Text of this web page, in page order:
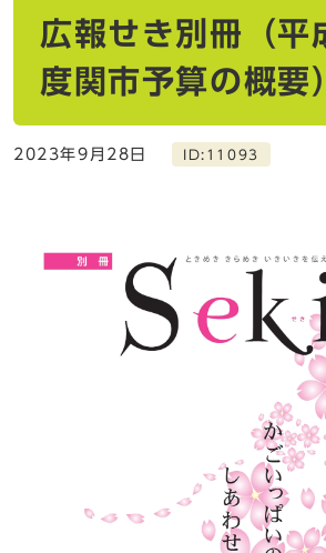
広報せき別冊（平
度関市予算の概要
2023年9月28日 ID:11093